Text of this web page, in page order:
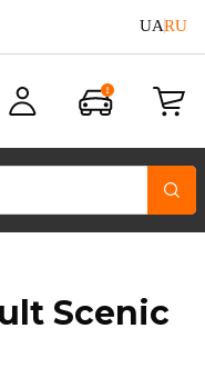
UARU
Scenic